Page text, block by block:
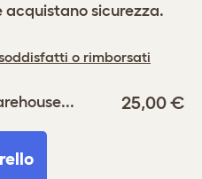
o rimborsati
25,00 €
acquistano sicurezza.